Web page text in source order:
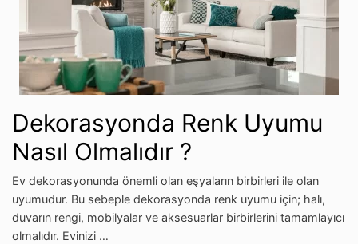
Dekorasyonda Renk Uyumu
Nasıl Olmalıdır ?
Ev dekorasyonunda önemli olan eşyaların birbirleri ile olan
uyumudur. Bu sebeple dekorasyonda renk uyumu için; halı,
duvarın rengi, mobilyalar ve aksesuarlar birbirlerini tamamlayıcı
olmalıdır. Evinizi …